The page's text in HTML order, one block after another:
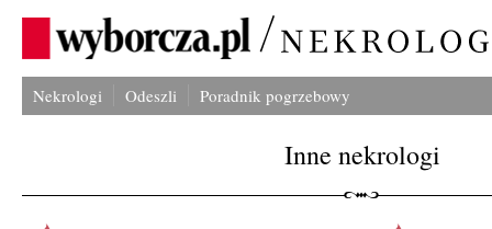
Nekrologi Odeszli Poradnik pogrzebowy
Inne nekrologi